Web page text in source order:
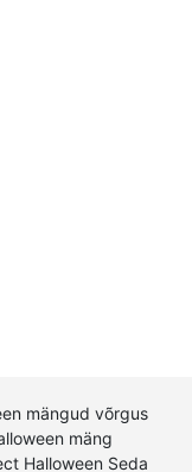
mängud võrgus
mäng
Halloween Seda